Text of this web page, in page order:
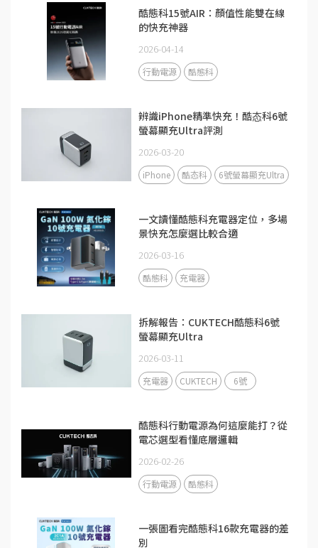
酷態科15號AIR：顏值性能雙在線
的快充神器
2026-04-14
行動電源 酷態科
辨識iPhone精準快充！酷态科6號
螢幕顯充Ultra評測
2026-03-20
iPhone 酷态科 6號螢幕顯充Ultra
一文讀懂酷態科充電器定位，多場
景快充怎麼選比較合適
2026-03-16
酷態科 充電器
拆解報告：CUKTECH酷態科6號
螢幕顯充Ultra
2026-03-11
充電器 CUKTECH 6號
酷態科行動電源為何這麼能打？從
電芯選型看懂底層邏輯
2026-02-26
行動電源 酷態科
一張圖看完酷態科16款充電器的差
別